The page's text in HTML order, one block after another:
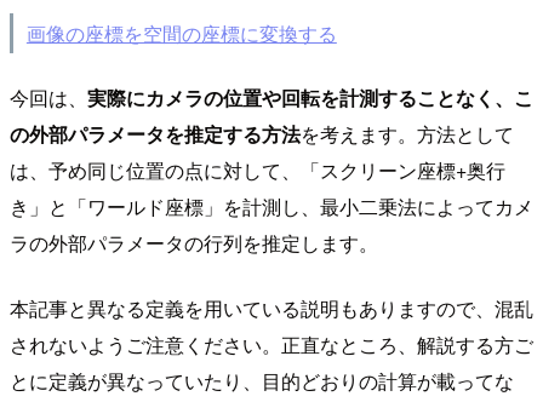
画像の座標を空間の座標に変換する
今回は、 実際にカメラの位置や回転を計測することなく、こ
の外部パラメータを推定する方法を考えます。方法として
は、予め同じ位置の点に対して、「スクリーン座標+奥行
き」と「ワールド座標」を計測し、最小二乗法によってカメ
ラの外部パラメータの行列を推定します。
本記事と異なる定義を用いている説明もありますので、混乱
されないようご注意ください。正直なところ、解説する方ご
とに定義が異なっていたり、目的どおりの計算が載ってな